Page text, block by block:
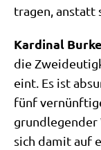
tra­gen, anstatt
Kar­di­nal
die
eint. Es ist
fünf
sich damit auf